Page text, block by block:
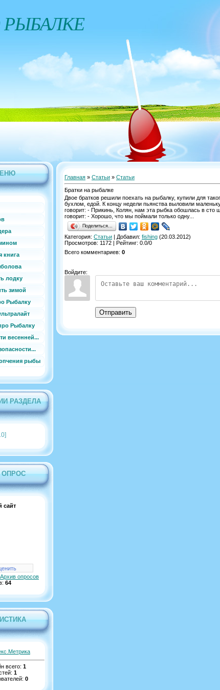
РЫБАЛКЕ
книга
лодку
зимой
Рыбалку
Рыбалку
весенней...
рыбы
РАЗДЕЛА
сайт
Архив опросов
64
всего: 1
1
0
Главная » Статьи » Cтатьи
Братки на рыбалке
Двое братков решили поехать на рыбалку, купили для
бухлом, едой. К концу недели пьянства выловили
говорит: - Прикинь, Колян, нам эта рыбка обошлась в сто
говорит: - Хорошо, что мы поймали только одну...
Поделиться…
Категория: Cтатьи | Добавил: fishing (20.03.2012)
Просмотров: 1172 | Рейтинг: 0.0/0
Всего комментариев: 0
Войдите:
Отправить